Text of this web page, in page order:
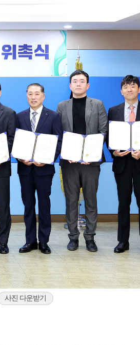
사진 다운받기